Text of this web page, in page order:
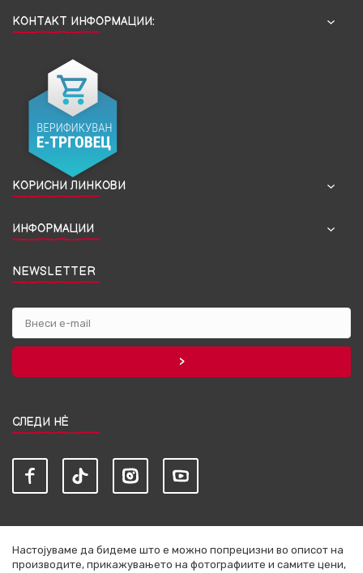
КОНТАКТ ИНФОРМАЦИИ:
КОРИСНИ ЛИНКОВИ
ИНФОРМАЦИИ
NEWSLETTER
СЛЕДИ НЀ
Настојуваме да бидеме што е можно попрецизни во описот на
производите, прикажувањето на фотографиите и самите цени,